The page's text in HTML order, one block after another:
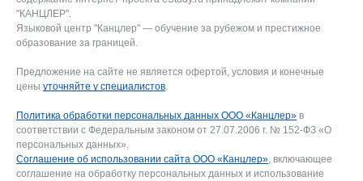
"КАНЦЛЕР".
Языковой центр "Канцлер" — обучение за рубежом и престижное
образование за границей.
Предложение на сайте не является офертой, условия и конечные
цены уточняйте у специалистов
Политика обработки персональных данных ООО «Канцлер» в
соответствии с Федеральным законом от 27.07.2006 г. № 152-ФЗ «О
персональных данных».
Соглашение об использовании сайта ООО «Канцлер» , включающее
соглашение на обработку персональных данных и использование